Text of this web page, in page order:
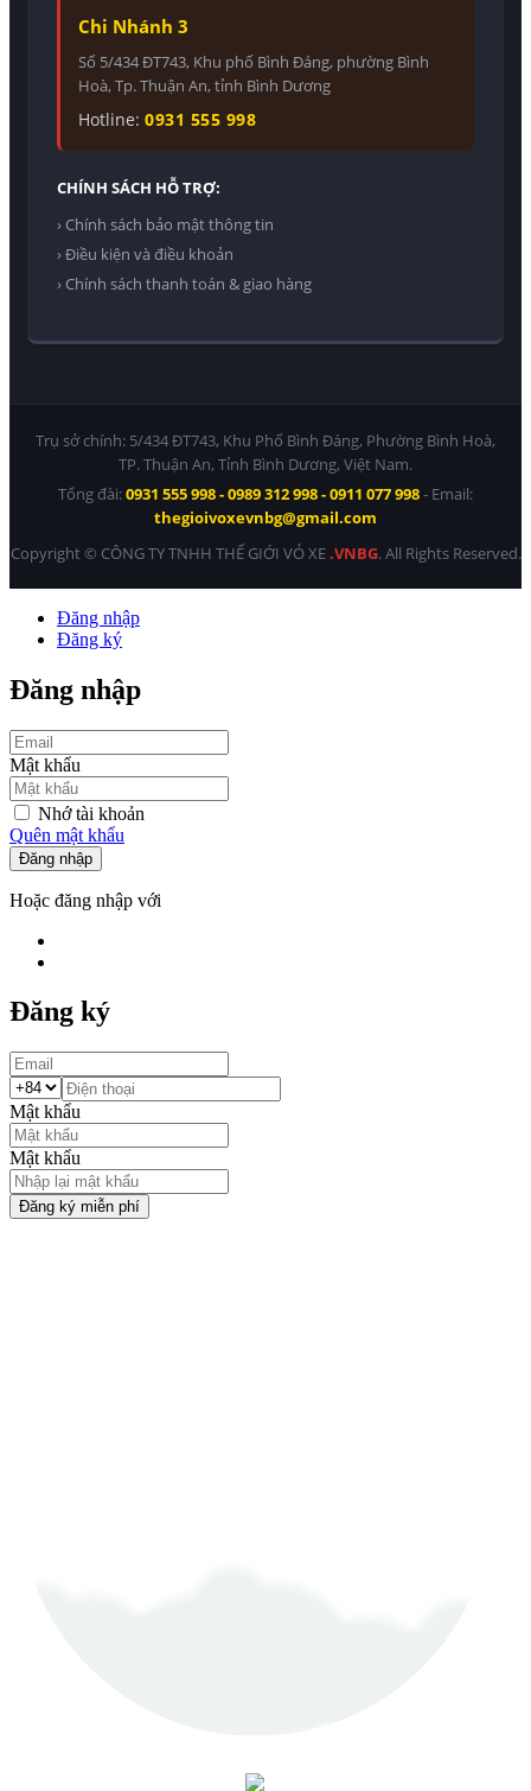
Chi Nhánh 3
Số 5/434 ĐT743, Khu phố Bình Đáng, phường Bình
Hoà, Tp. Thuận An, tỉnh Bình Dương
Hotline: 0931 555 998
CHÍNH SÁCH HỖ TRỢ:
› Chính sách bảo mật thông tin
› Điều kiện và điều khoản
› Chính sách thanh toán & giao hàng
Trụ sở chính: 5/434 ĐT743, Khu Phố Bình Đáng, Phường Bình Hoà,
TP. Thuận An, Tỉnh Bình Dương, Việt Nam.
Tổng đài:0931 555 998 - 0989 312 998 - 0911 077 998- Email:
thegioivoxevnbg@gmail.com
Copyright © CÔNG TY TNHH THẾ GIỚI VỎ XE.VNBG. All Rights Reserved.
Đăng nhập
Đăng ký
Đăng nhập
Mật khẩu
Nhớ tài khoản
Quên mật khẩu
Đăng nhập
Hoặc đăng nhập với
Đăng ký
Mật khẩu
Mật khẩu
Đăng ký miễn phí